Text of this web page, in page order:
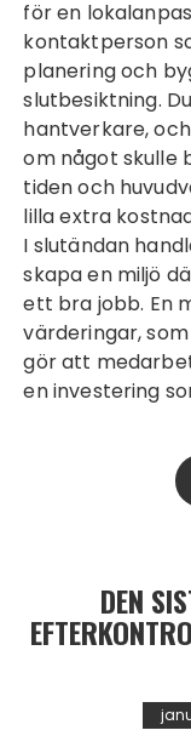
för en
kontaktperson
planering och
slutbesiktning.
hantverkare,
om något skulle
tiden och
lilla extra
I slutändan
skapa en miljö
ett bra jobb. En
värderingar,
gör att
en investering
DEN